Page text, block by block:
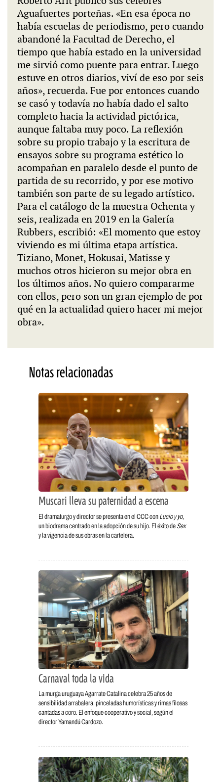
Aguafuertes porteñas. «En esa época no
había escuelas de periodismo, pero cuando
abandoné la Facultad de Derecho, el
tiempo que había estado en la universidad
me sirvió como puente para entrar. Luego
estuve en otros diarios, viví de eso por seis
años», recuerda. Fue por entonces cuando
se casó y todavía no había dado el salto
completo hacia la actividad pictórica,
aunque faltaba muy poco. La reflexión
sobre su propio trabajo y la escritura de
ensayos sobre su programa estético lo
acompañan en paralelo desde el punto de
partida de su recorrido, y por ese motivo
también son parte de su legado artístico.
Para el catálogo de la muestra Ochenta y
seis, realizada en 2019 en la Galería
Rubbers, escribió: «El momento que estoy
viviendo es mi última etapa artística.
Tiziano, Monet, Hokusai, Matisse y
muchos otros hicieron su mejor obra en
los últimos años. No quiero compararme
con ellos, pero son un gran ejemplo de por
qué en la actualidad quiero hacer mi mejor
obra».
Notas relacionadas
Muscari lleva su paternidad a escena
El dramaturgo y director se presenta en el CCC con Lucio y yo,
un biodrama centrado en la adopción de su hijo. El éxito de Sex
y la vigencia de sus obras en la cartelera.
Carnaval toda la vida
La murga uruguaya Agarrate Catalina celebra 25 años de
sensibilidad arrabalera, pinceladas humorísticas y rimas filosas
cantadas a coro. El enfoque cooperativo y social, según el
director Yamandú Cardozo.